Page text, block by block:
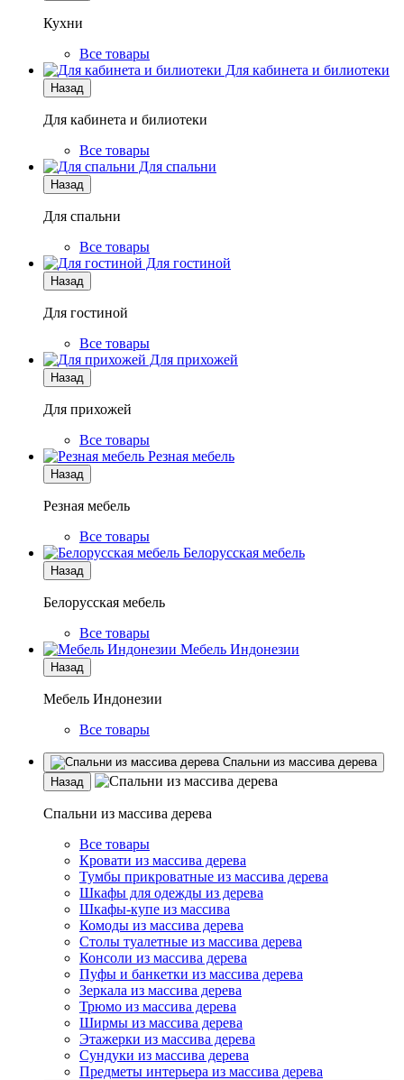
Кухни
Все товары
Для кабинета и билиотеки
Назад
Для кабинета и билиотеки
Все товары
Для спальни
Назад
Для спальни
Все товары
Для гостиной
Назад
Для гостиной
Все товары
Для прихожей
Назад
Для прихожей
Все товары
Резная мебель
Назад
Резная мебель
Все товары
Белорусская мебель
Назад
Белорусская мебель
Все товары
Мебель Индонезии
Назад
Мебель Индонезии
Все товары
Спальни из массива дерева
Назад
Спальни из массива дерева
Все товары
Кровати из массива дерева
Тумбы прикроватные из массива дерева
Шкафы для одежды из дерева
Шкафы-купе из массива
Комоды из массива дерева
Столы туалетные из массива дерева
Консоли из массива дерева
Пуфы и банкетки из массива дерева
Зеркала из массива дерева
Трюмо из массива дерева
Ширмы из массива дерева
Этажерки из массива дерева
Сундуки из массива дерева
Предметы интерьера из массива дерева